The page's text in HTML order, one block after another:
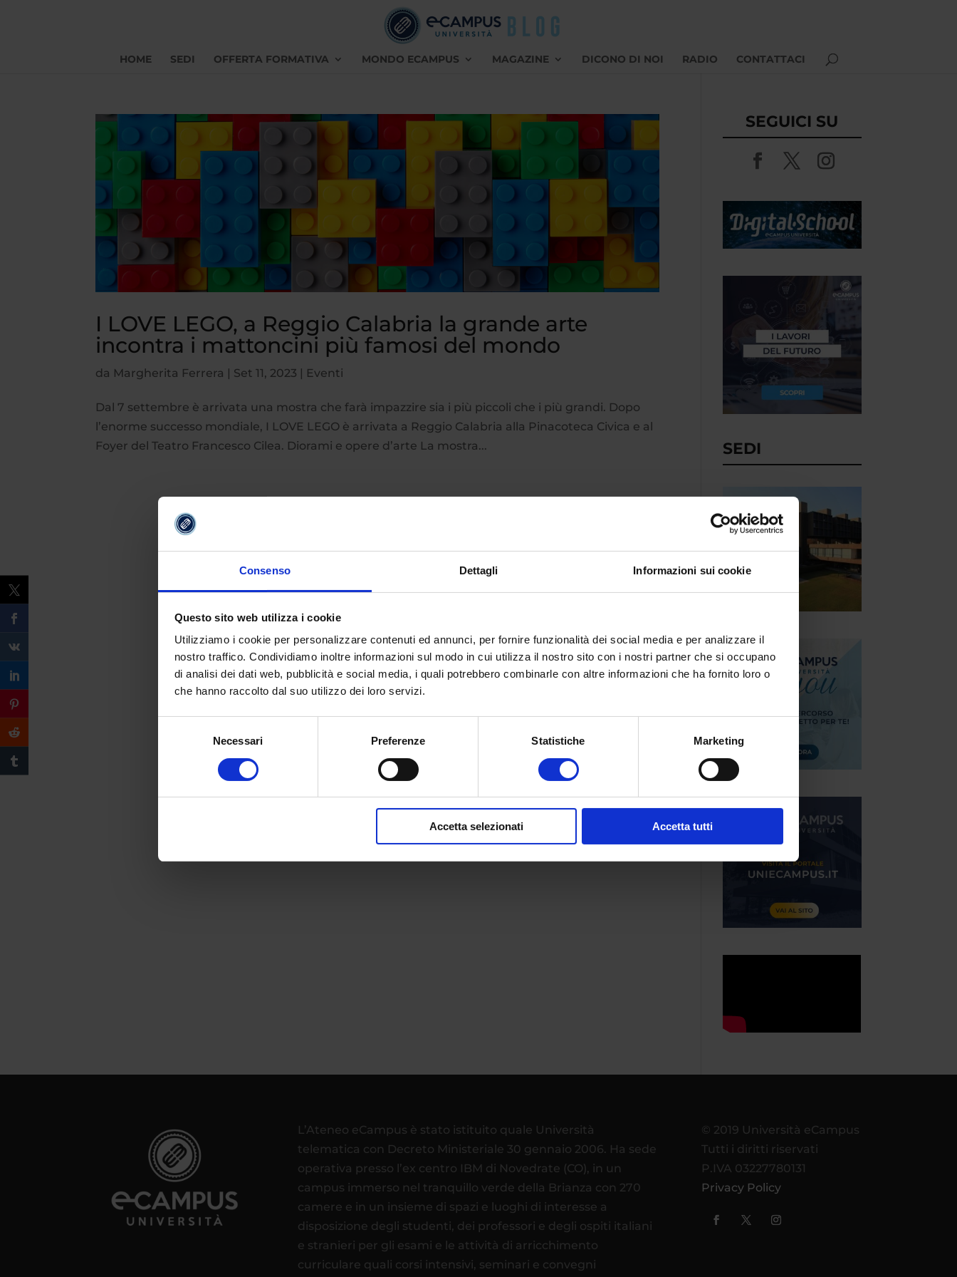
Consenso Dettagli Informazioni sui cookie
Questo sito web utilizza i cookie
Utilizziamo i cookie per personalizzare contenuti ed annunci, per fornire funzionalità dei social media e per analizzare il
nostro traffico. Condividiamo inoltre informazioni sul modo in cui utilizza il nostro sito con i nostri partner che si occupano
di analisi dei dati web, pubblicità e social media, i quali potrebbero combinarle con altre informazioni che ha fornito loro o
che hanno raccolto dal suo utilizzo dei loro servizi.
Necessari Preferenze Statistiche Marketing
Accetta selezionati Accetta tutti
HOME SEDI OFFERTA FORMATIVA MONDO ECAMPUS MAGAZINE DICONO DI NOI RADIO CONTATTACI
I LOVE LEGO, a Reggio Calabria la grande arte
incontra i mattoncini più famosi del mondo
da Margherita Ferrera | Set 11, 2023 | Eventi
Dal 7 settembre è arrivata una mostra che farà impazzire sia i più piccoli che i più grandi. Dopo
l’enorme successo mondiale, I LOVE LEGO è arrivata a Reggio Calabria alla Pinacoteca Civica e al
Foyer del Teatro Francesco Cilea. Diorami e opere d’arte La mostra...
SEGUICI SU
SEDI
L’Ateneo eCampus è stato istituito quale Università
telematica con Decreto Ministeriale 30 gennaio 2006. Ha sede
operativa presso l’ex centro IBM di Novedrate (CO), in un
campus immerso nel tranquillo verde della Brianza con 270
camere e in un insieme di spazi e luoghi di interesse a
disposizione degli studenti, dei professori e degli ospiti italiani
e stranieri per gli esami e le attività di arricchimento
curriculare quali corsi intensivi, seminari e convegni
© 2019 Università eCampus
Tutti i diritti riservati
P.IVA 03227780131
Privacy Policy